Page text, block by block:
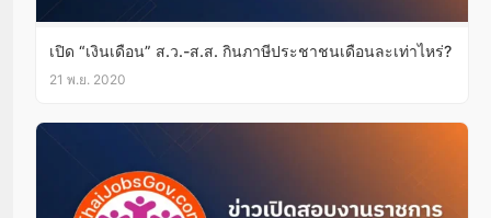
เปิด “เงินเดือน” ส.ว.-ส.ส. กินภาษีประชาชนเดือนละเท่าไหร่?
21 พ.ย. 2020